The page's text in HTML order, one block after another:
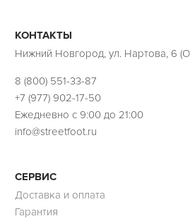
КОНТАКТЫ
Нижний Новгород, ул. Нартова, 6
8 (800) 551-33-87
+7 (977) 902-17-50
Ежедневно с 9:00 до 21:00
info@streetfoot.ru
СЕРВИС
Доставка и оплата
Гарантия